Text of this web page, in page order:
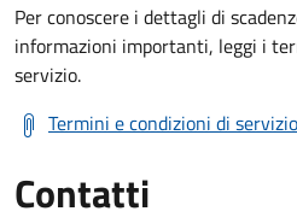
Per conoscere i dettagli di
informazioni importanti, leggi i
servizio.
Termini e condizioni di servizio
Contatti